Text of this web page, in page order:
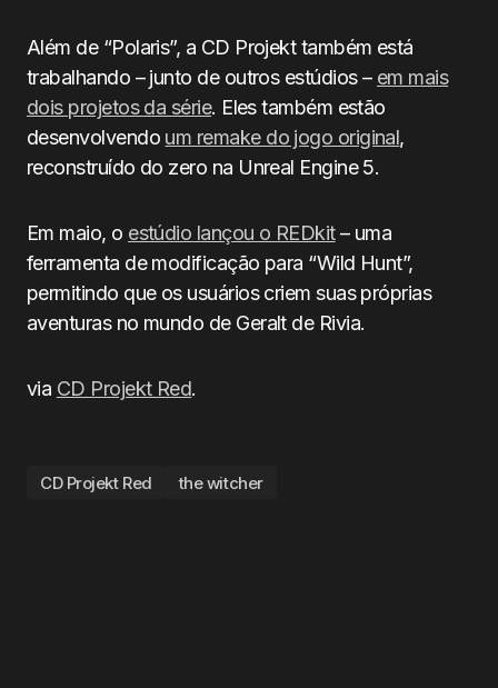
Além de “Polaris”, a CD Projekt também está
trabalhando – junto de outros estúdios – em mais
dois projetos da série. Eles também estão
desenvolvendo um remake do jogo original,
reconstruído do zero na Unreal Engine 5.
Em maio, o estúdio lançou o REDkit– uma
ferramenta de modificação para “Wild Hunt”,
permitindo que os usuários criem suas próprias
aventuras no mundo de Geralt de Rivia.
via CD Projekt Red.
CD Projekt Red the witcher